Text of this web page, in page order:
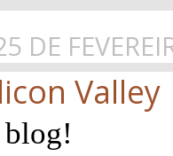
DE
Valley